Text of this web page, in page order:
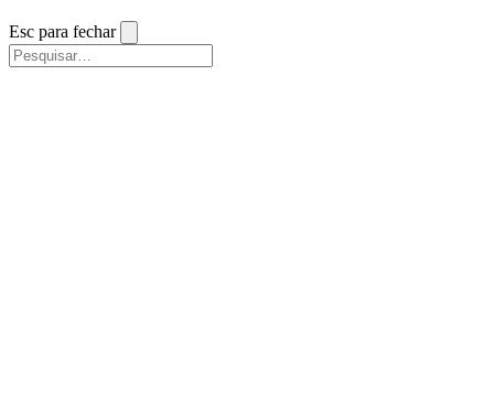
Esc para fechar